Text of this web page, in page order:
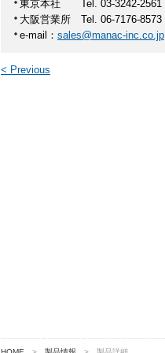
東京本社
Tel. 03-3242-2561
大阪営業所 Tel. 06-7176-8573
e-mail： sales@manac-inc.co.jp
< Previous